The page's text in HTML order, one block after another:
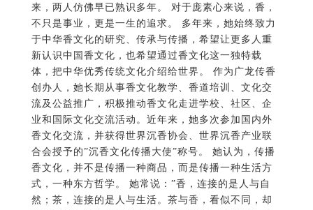
来，两人仿佛早已熟识多年。 对于庞素心来说，香，
不只是事业，更是一生的追求。 多年来，她始终致力
于中华香文化的研究、传承与传播，希望让更多人重
新认识中国香文化，也希望通过香文化这一独特载
体，把中华优秀传统文化介绍给世界。 作为广龙传香
创办人，她长期从事香文化教学、香道培训、文化交
流及公益推广，积极推动香文化走进学校、社区、企
业和国际文化交流活动。近年来，她多次参加国内外
香文化交流，并获得世界沉香协会、世界沉香产业联
合会授予的”沉香文化传播大使”称号。 她认为，传播
香文化，并不是传播一种商品，而是传播一种生活方
式，一种东方哲学。 她常说：”香，连接的是人与自
然；茶，连接的是人与生活。茶与香，看似不同，却